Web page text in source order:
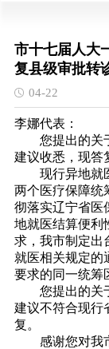
市十七届人大
复县级审批转
04-22
李娜代表：
您提出的关于
建议收悉，现答
现行异地就医
两个医疗保障统
彻落实辽宁省医
地就医结算便利
求，我市制定出
就医相关规定的
要求的同一统筹
您提出的关于
建议不符合现行
复。
感谢您对我市